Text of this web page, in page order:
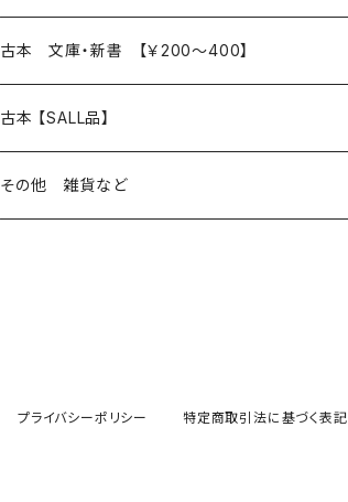
読書のこと
本屋のこと
文芸
近代小説 エッセイ 戯曲（日本人作家）
現代小説 エッセイ 戯曲（日本人作家）
短歌 俳句 川柳
日々 の できこと
日常の 風景 群像
生き方 ライフスタイル
本 の あれこれ
読書のこと
本屋のこと
日本文学
小説 エッセイ 戯曲（日本人作家）
海外文学
古本 文庫・新書 【￥200～400】
日本文学
小説 エッセイ 戯曲
海外文学
古本 【SALL品】
20％OFF
その他 雑貨など
プライバシーポリシー 特定商取引法に基づく表記